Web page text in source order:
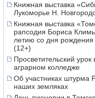
Книжная выставка
Лукоморье Н.
Книжная выставка
рапсодия Бориса
летию со дня рождения
(12+)
Просветительский урок
аграрном колледже
Об участниках штурма
наших земляках